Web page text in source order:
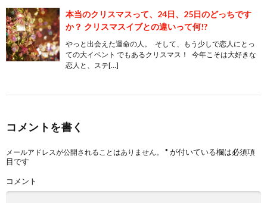
本当のクリスマスって、24日、25日のどっちです
か？ クリスマスイブとの違いって何!?
やっと出会えた運命の人。 そして、もう少しで恋人にとっ
ての大イベント でもあるクリスマス！ 今年こそは大好きな
恋人と、ステ[…]
コメントを書く
メールアドレスが公開されることはありません。 *が付いている欄は必須項
目です
コメント